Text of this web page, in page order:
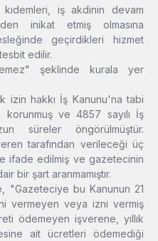
iş akdinin devam
inikat etmiş olmasına
geçirdikleri hizmet
edilir.
şeklinde kurala yer
izin hakkı İş Kanunu'na tabi
ve 4857 sayılı İş
süreler öngörülmüştür.
tarafından verileceği üç
ifade edilmiş ve gazetecinin
bir şart aranmamıştır.
"Gazeteciye bu Kanunun 21
vermeyen veya izni vermiş
ödemeyen işverene, yıllık
ait ücretleri ödemediği